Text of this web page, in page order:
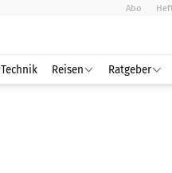
Abo
Technik Reisen Ratgeber